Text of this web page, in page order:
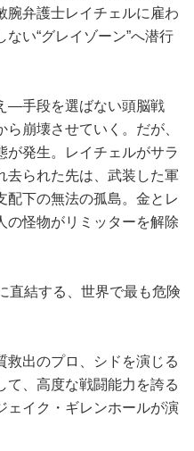
腕弁護士レイチェルに雇わ
い“グレイゾーン”へ潜行
―手段を選ばない頭脳戦
崩壊させていく。だが、
が発生。レイチェルがサラ
去られた先は、武装した軍
配下の無法の孤島。金とレ
の怪物がリミッターを解除
結する、世界で最も危険
出のプロ、シドを演じる
て、高度な戦闘能力を誇る
ェイク・ギレンホールが演